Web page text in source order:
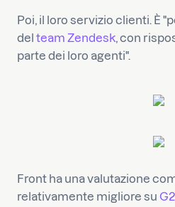
Poi, il loro servizio clienti. È
del team Zendesk, con
parte dei loro agenti".
Front ha una valutazione
relativamente migliore su G2